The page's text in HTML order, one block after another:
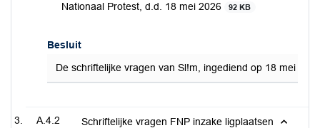
Nationaal Protest, d.d. 18 mei 2026
92 KB
Besluit
De schriftelijke vragen van Sl!m, ingediend op 18 mei
A.4.2
Schriftelijke vragen FNP inzake ligplaatsen